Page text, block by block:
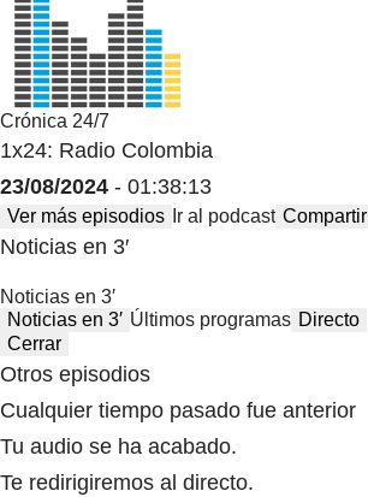
Crónica 24/7
1x24: Radio Colombia
23/08/2024 - 01:38:13
Ver más episodios Ir al podcast Compartir
Noticias en 3′
Noticias en 3′
Noticias en 3′ Últimos programas Directo
Cerrar
Otros episodios
Cualquier tiempo pasado fue anterior
Tu audio se ha acabado.
Te redirigiremos al directo.